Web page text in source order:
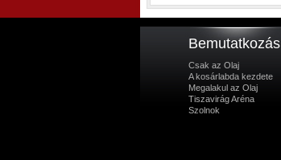
Bemutatkozás
Csak az Olaj
A kosárlabda kezdete
Megalakul az Olaj
Tiszavirág Aréna
Szolnok